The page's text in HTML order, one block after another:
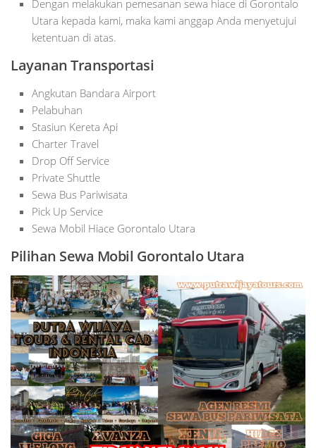
Dengan melakukan pemesanan sewa hiace di Gorontalo
Utara kepada kami, maka kami anggap Anda menyetujui
ketentuan di atas.
Layanan Transportasi
Angkutan Bandara Airport
Pelabuhan
Stasiun Kereta Api
Charter Travel
Drop Off Service
Private Shuttle
Sewa Bus Pariwisata
Pick Up Service
Sewa Mobil Hiace Gorontalo Utara
Pilihan Sewa Mobil Gorontalo Utara